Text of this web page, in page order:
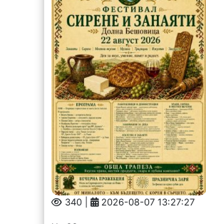
340 | 2026-08-07 13:27:27
На 22 август в китното романско
село Долна Бешовица ще се